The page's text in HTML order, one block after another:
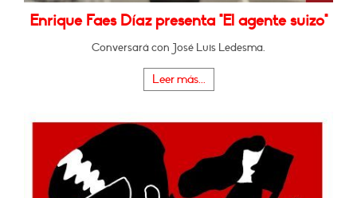
Enrique Faes Díaz presenta "El agente suizo"
Conversará con José Luis Ledesma.
Leer más...